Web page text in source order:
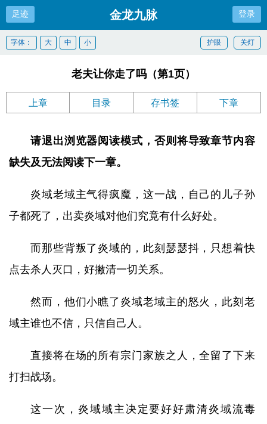
足迹 金龙九脉 登录
关灯
护眼
字体： 大 中 小
老夫让你走了吗（第1页）
上章 目录 存书签 下章
请退出浏览器阅读模式，否则将导致章节内容
缺失及无法阅读下一章。
炎域老域主气得疯魔，这一战，自己的儿子孙
子都死了，出卖炎域对他们究竟有什么好处。
而那些背叛了炎域的，此刻瑟瑟抖，只想着快
点去杀人灭口，好撇清一切关系。
然而，他们小瞧了炎域老域主的怒火，此刻老
域主谁也不信，只信自己人。
直接将在场的所有宗门家族之人，全留了下来
打扫战场。
这一次，炎域域主决定要好好肃清炎域流毒